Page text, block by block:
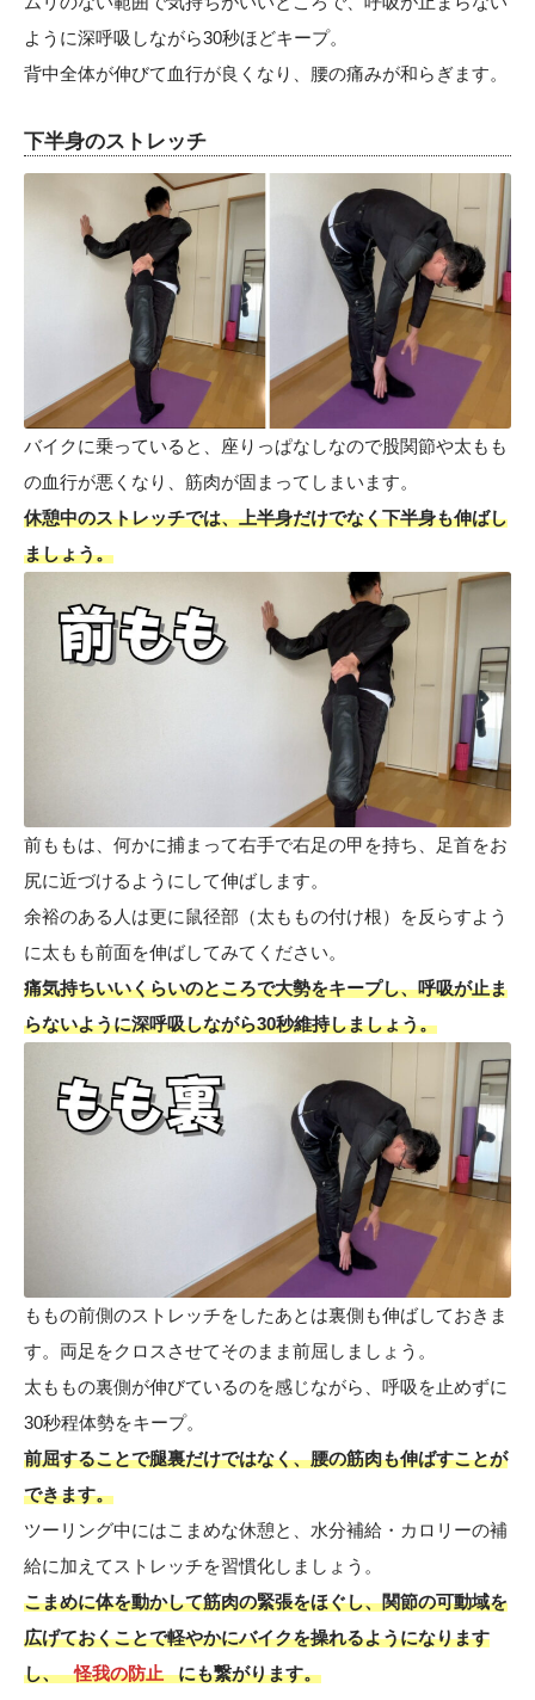
ように深呼吸しながら30秒ほどキープ。
背中全体が伸びて血行が良くなり、腰の痛みが和らぎます。
下半身のストレッチ
バイクに乗っていると、座りっぱなしなので股関節や太もも
の血行が悪くなり、筋肉が固まってしまいます。
休憩中のストレッチでは、上半身だけでなく下半身も伸ばし
ましょう。
前ももは、何かに捕まって右手で右足の甲を持ち、足首をお
尻に近づけるようにして伸ばします。
余裕のある人は更に鼠径部（太ももの付け根）を反らすよう
に太もも前面を伸ばしてみてください。
痛気持ちいいくらいのところで大勢をキープし、呼吸が止ま
らないように深呼吸しながら30秒維持しましょう。
ももの前側のストレッチをしたあとは裏側も伸ばしておきま
す。両足をクロスさせてそのまま前屈しましょう。
太ももの裏側が伸びているのを感じながら、呼吸を止めずに
30秒程体勢をキープ。
前屈することで腿裏だけではなく、腰の筋肉も伸ばすことが
できます。
ツーリング中にはこまめな休憩と、水分補給・カロリーの補
給に加えてストレッチを習慣化しましょう。
こまめに体を動かして筋肉の緊張をほぐし、関節の可動域を
広げておくことで軽やかにバイクを操れるようになります
し、
怪我の防止 にも繋がります。